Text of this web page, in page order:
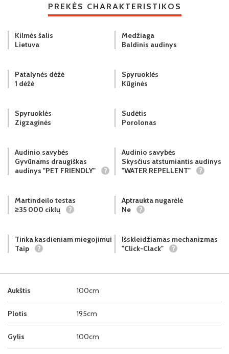
PREKĖS CHARAKTERISTIKOS
Aukštis 100cm
Plotis 195cm
Gylis 100cm
Kilmės šalis
Lietuva
Medžiaga
Baldinis audinys
Patalynės dėžė
1 dėžė
Spyruoklės
Kūginės
Spyruoklės
Zigzaginės
Sudėtis
Porolonas
Audinio savybės
Gyvūnams draugiškas
audinys "PET FRIENDLY"
?
Audinio savybės
Skysčius atstumiantis audinys
"WATER REPELLENT"
?
Martindeilo testas
≥35 000 ciklų
?
Aptraukta nugarėlė
Ne
?
Tinka kasdieniam miegojimui
Taip
?
Išskleidžiamas mechanizmas
"Click-Clack"
?